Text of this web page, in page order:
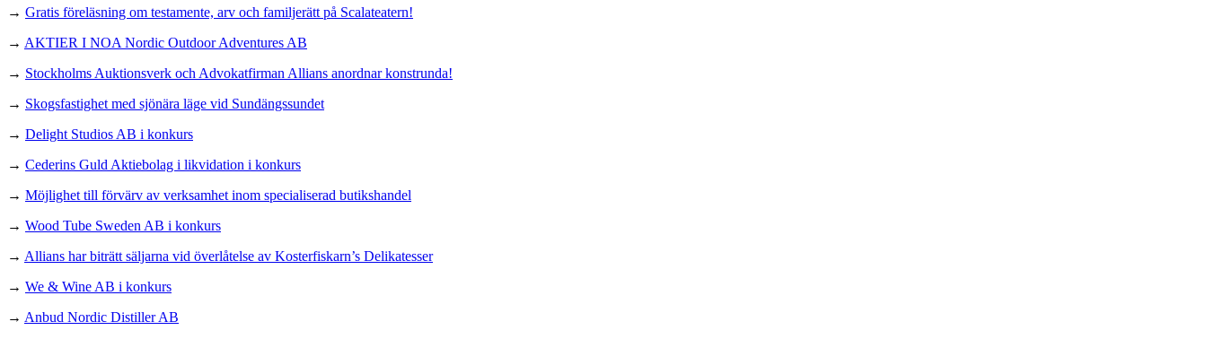
→ Gratis föreläsning om testamente, arv och familjerätt på Scalateatern!
→ AKTIER I NOA Nordic Outdoor Adventures AB
→ Stockholms Auktionsverk och Advokatfirman Allians anordnar konstrunda!
→ Skogsfastighet med sjönära läge vid Sundängssundet
→ Delight Studios AB i konkurs
→ Cederins Guld Aktiebolag i likvidation i konkurs
→ Möjlighet till förvärv av verksamhet inom specialiserad butikshandel
→ Wood Tube Sweden AB i konkurs
→ Allians har biträtt säljarna vid överlåtelse av Kosterfiskarn’s Delikatesser
→ We & Wine AB i konkurs
→ Anbud Nordic Distiller AB